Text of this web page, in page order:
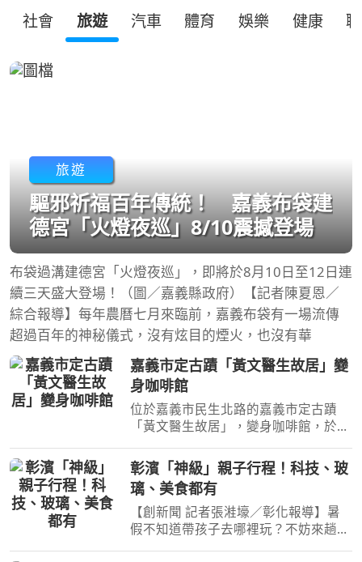
社會 旅遊 汽車 體育 娛樂 健康
旅遊
驅邪祈福百年傳統！ 嘉義布袋建
德宮「火燈夜巡」8/10震撼登場
布袋過溝建德宮「火燈夜巡」，即將於8月10日至12日連
續三天盛大登場！（圖／嘉義縣政府）【記者陳夏恩／
綜合報導】每年農曆七月來臨前，嘉義布袋有一場流傳
超過百年的神秘儀式，沒有炫目的煙火，也沒有華
嘉義市定古蹟「黃文醫生故居」變
身咖啡館
位於嘉義市民生北路的嘉義市定古蹟
「黃文醫生故居」，變身咖啡館，於
時期的舊名「津本喫茶部食堂」重新回
到街區，也讓近百年前的喫茶文化，以
咖啡與食堂的形式再次融入今
彰濱「神級」親子行程！科技、玻
璃、美食都有
【創新聞 記者張溎壕／彰化報導】暑
假不知道帶孩子去哪裡玩？不妨來趟彰